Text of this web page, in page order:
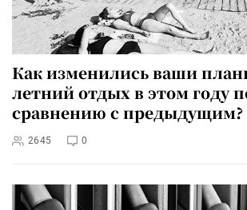
Как изменились ваши
летний отдых в этом году
сравнению с предыдущим?
2645 0